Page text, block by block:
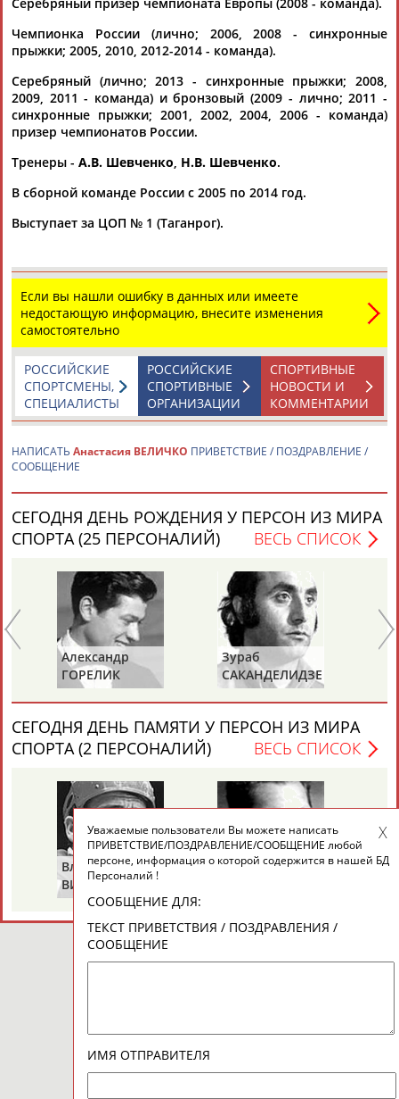
В Софии стартует чемпионат мира по прыжкам на батуте
...у мужчин, Виктория Воронина, Ирина Кундиус, Анна
На акробатической...
(Проект:Информационное агентство СТАДИОН)
07.11.2013
ТАБЛО АКТИВНОСТИ
ЦЕЛИ ПРОЕКТА КОНТАКТЫ
Вопросы сотрудничества и совместной деятельностиinform@infosport.ru
Адресов в новостной рассылке: 996
Подпишись
Чемпионка России (лично; 2006, 2008 - синхронные
прыжки; 2005, 2010, 2012-2014 - команда).
Серебряный (лично; 2013 - синхронные прыжки; 2008,
2009, 2011 - команда) и бронзовый (2009 - лично; 2011 -
синхронные прыжки; 2001, 2002, 2004, 2006 - команда)
призер чемпионатов России.
Тренеры - А.В. Шевченко, Н.В. Шевченко.
В сборной команде России с 2005 по 2014 год.
Выступает за ЦОП № 1 (Таганрог).
Если вы нашли ошибку в данных или имеете
недостающую информацию, внесите изменения
самостоятельно
СПОРТИВНЫЕ
НОВОСТИ И
КОММЕНТАРИИ
РОССИЙСКИЕ
СПОРТИВНЫЕ
ОРГАНИЗАЦИИ
РОССИЙСКИЕ
СПОРТСМЕНЫ,
СПЕЦИАЛИСТЫ
НАПИСАТЬ Анастасия ВЕЛИЧКО ПРИВЕТСТВИЕ / ПОЗДРАВЛЕНИЕ /
СООБЩЕНИЕ
СЕГОДНЯ ДЕНЬ РОЖДЕНИЯ У ПЕРСОН ИЗ МИРА
СПОРТА (25 ПЕРСОНАЛИЙ)
ВЕСЬ СПИСОК
Александр
ГОРЕЛИК
Зураб
САКАНДЕЛИДЗЕ
СЕГОДНЯ ДЕНЬ ПАМЯТИ У ПЕРСОН ИЗ МИРА
СПОРТА (2 ПЕРСОНАЛИЙ)
ВЕСЬ СПИСОК
Владимир
ВИКУЛОВ
Володар
Уважаемые пользователи Вы можете написать
ПРИВЕТСТВИЕ/ПОЗДРАВЛЕНИЕ/СООБЩЕНИЕ любой
персоне, информация о которой содержится в нашей БД
Персоналий !
СООБЩЕНИЕ ДЛЯ:
ТЕКСТ ПРИВЕТСТВИЯ / ПОЗДРАВЛЕНИЯ /
СООБЩЕНИЕ
ИМЯ ОТПРАВИТЕЛЯ